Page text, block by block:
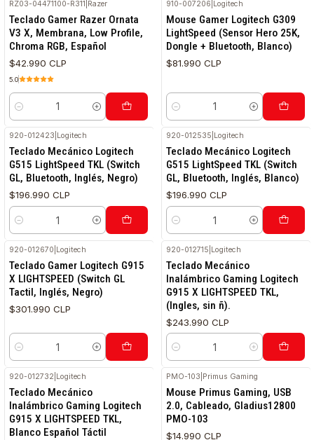
RZ03-04471100-R311 Razer
Teclado Gamer Razer Ornata
V3 X, Membrana, Low Profile,
Chroma RGB, Español
$42.990 CLP
5.0
Cantidad
910-007206 Logitech
Mouse Gamer Logitech G309
LightSpeed (Sensor Hero 25K,
Dongle + Bluetooth, Blanco)
$81.990 CLP
Cantidad
920-012423 Logitech
Teclado Mecánico Logitech
G515 LightSpeed TKL (Switch
GL, Bluetooth, Inglés, Negro)
$196.990 CLP
Cantidad
920-012535 Logitech
Teclado Mecánico Logitech
G515 LightSpeed TKL (Switch
GL, Bluetooth, Inglés, Blanco)
$196.990 CLP
Cantidad
920-012670 Logitech
Teclado Gamer Logitech G915
X LIGHTSPEED (Switch GL
Tactil, Inglés, Negro)
$301.990 CLP
Cantidad
920-012715 Logitech
Teclado Mecánico
Inalámbrico Gaming Logitech
G915 X LIGHTSPEED TKL,
(Ingles, sin ñ).
$243.990 CLP
Cantidad
920-012732 Logitech
Teclado Mecánico
Inalámbrico Gaming Logitech
G915 X LIGHTSPEED TKL,
Blanco Español Táctil
PMO-103 Primus Gaming
Mouse Primus Gaming, USB
2.0, Cableado, Gladius12800
PMO-103
$14.990 CLP